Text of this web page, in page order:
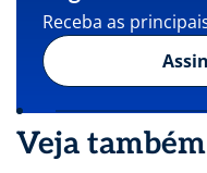
Receba as
Veja também